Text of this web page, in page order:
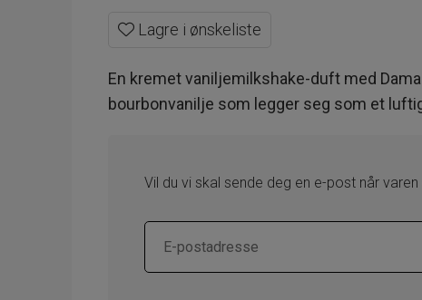
Lagre i ønskeliste
En kremet vaniljemilkshake-duft med
bourbonvanilje som legger seg som et
Vil du vi skal sende deg en e-post når